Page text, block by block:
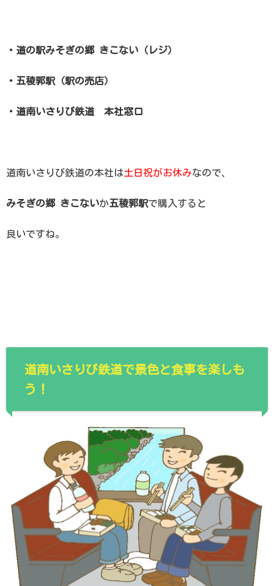
・道の駅みそぎの郷 きこない（レジ）
・五稜郭駅（駅の売店）
・道南いさりび鉄道 本社窓口
道南いさりび鉄道の本社は土日祝がお休みなので、
みそぎの郷 きこないか五稜郭駅で購入すると
良いですね。
道南いさりび鉄道で景色と食事を楽しも
う！